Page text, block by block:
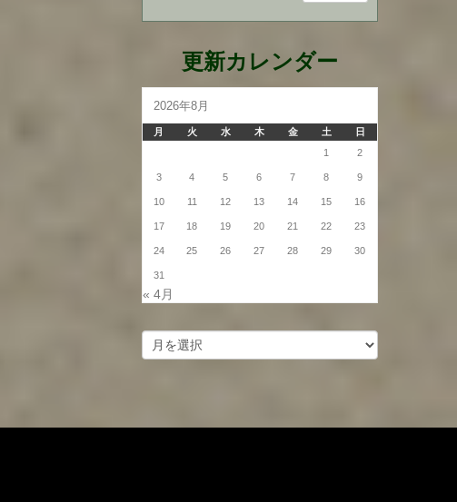
更新カレンダー
2026年8月
月 火 水 木 金 土
日
1
2
3 4 5 6 7 8 9
10 11 12 13 14 15 16
17 18 19 20 21 22 23
24 25 26 27 28 29 30
31
« 4月